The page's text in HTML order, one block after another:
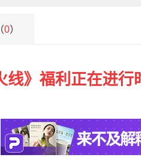
0）
线》福利正在进